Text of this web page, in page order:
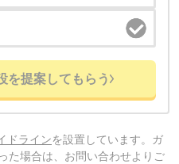
を提案してもらう
ドラインを設置しています。ガ
た場合は、お問い合わせよりご